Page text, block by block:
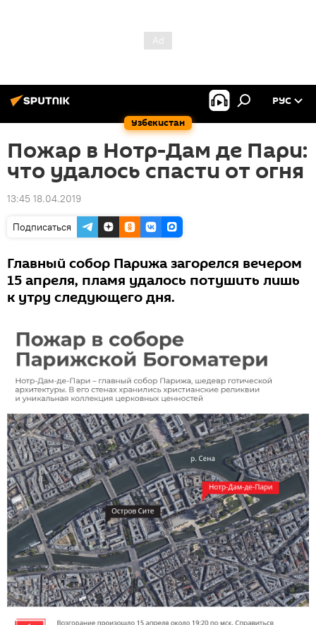
Узбекистан
РУС
Пожар в Нотр-Дам де Пари:
что удалось спасти от огня
13:45 18.04.2019
Подписаться
Главный собор Парижа загорелся вечером
15 апреля, пламя удалось потушить лишь
к утру следующего дня.